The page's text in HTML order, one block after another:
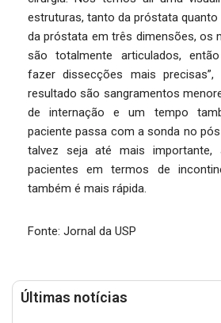
estruturas, tanto da próstata
da próstata em três dimensões, os
são totalmente articulados,
fazer dissecções mais precisas”,
resultado são sangramentos
de internação e um tempo
paciente passa com a sonda no
talvez seja até mais importante,
pacientes em termos de
também é mais rápida.
Fonte: Jornal da USP
Últimas notícias